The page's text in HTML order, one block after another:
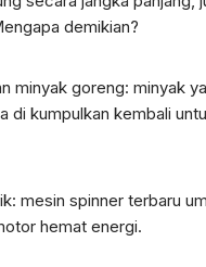
demikian?
minyak goreng: minyak
di kumpulkan kembali
mesin spinner terbaru
hemat energi.